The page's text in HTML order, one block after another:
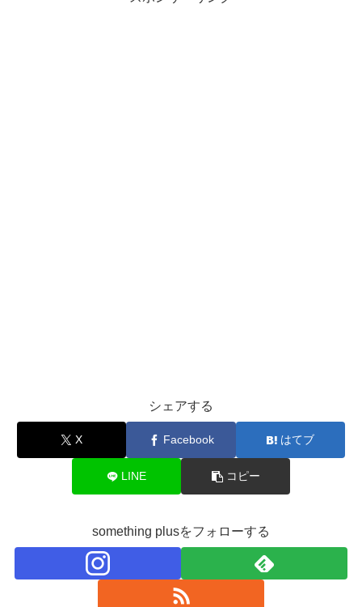
シェアする
X Facebook はてブ
LINE コピー
something plusをフォローする